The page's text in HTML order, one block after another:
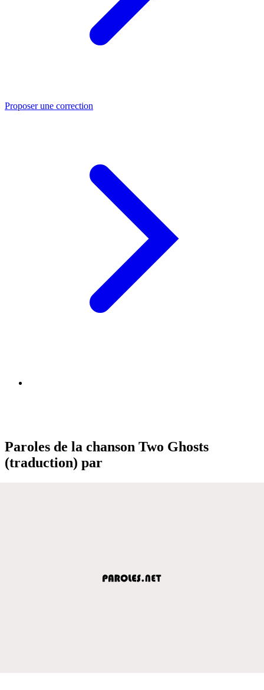
Proposer une correction
Paroles de la chanson Two Ghosts
(traduction) par